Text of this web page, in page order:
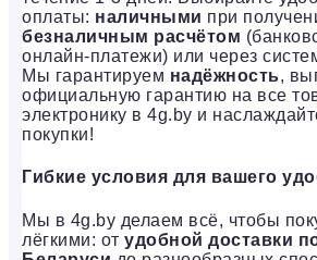
оплаты: наличными при
безналичным расчётом
онлайн-платежи) или через
Мы гарантируем надёжность,
официальную гарантию на все
электронику в 4g.by и
покупки!
Гибкие условия для вашего
Мы в 4g.by делаем всё, чтобы
лёгкими: от удобной доставки